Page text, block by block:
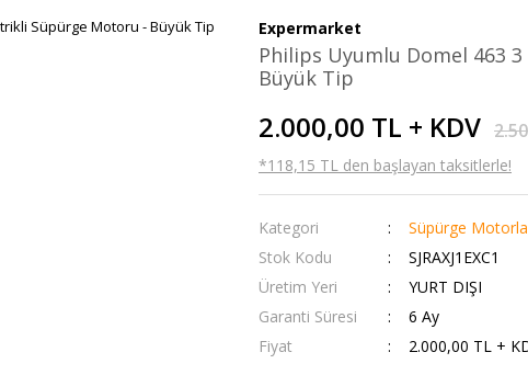
Expermarket
Philips Uyumlu Domel 463
Büyük Tip
2.000,00 TL + KDV
*118,15 TL den başlayan taksitlerle!
Kategori
Süpürge
Stok Kodu
SJRAXJ1EXC1
Üretim Yeri
YURT DIŞI
Garanti Süresi
6 Ay
Fiyat
2.000,00 TL +